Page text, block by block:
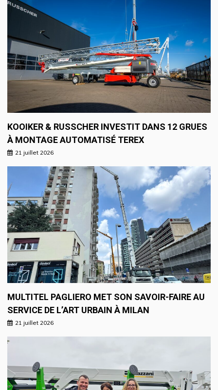
KOOIKER & RUSSCHER INVESTIT DANS 12 GRUES
À MONTAGE AUTOMATISÉ TEREX
21 juillet 2026
MULTITEL PAGLIERO MET SON SAVOIR-FAIRE AU
SERVICE DE L’ART URBAIN À MILAN
21 juillet 2026